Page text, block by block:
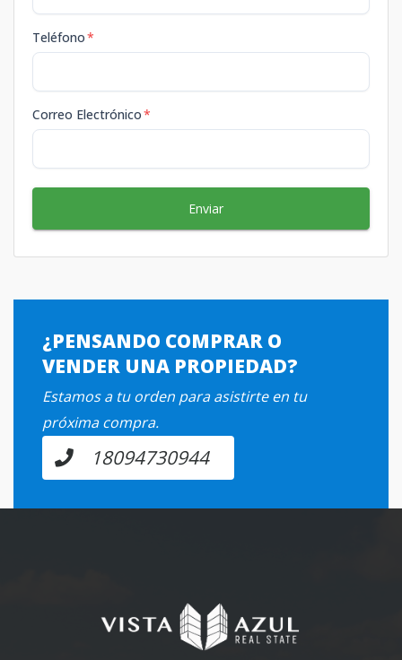
Teléfono*
Correo Electrónico*
Enviar
¿PENSANDO COMPRAR O
VENDER UNA PROPIEDAD?
Estamos a tu orden para asistirte en tu
próxima compra.
18094730944